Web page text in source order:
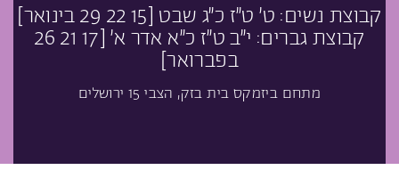
קבוצת נשים: ט’ ט”ז כ”ג שבט [15 22 29 בינואר]
קבוצת גברים: י”ב ט”ז כ”א אדר א’ [17 21 26
בפברואר]
מתחם ביזמקס בית בזק, הצבי 15 ירושלים